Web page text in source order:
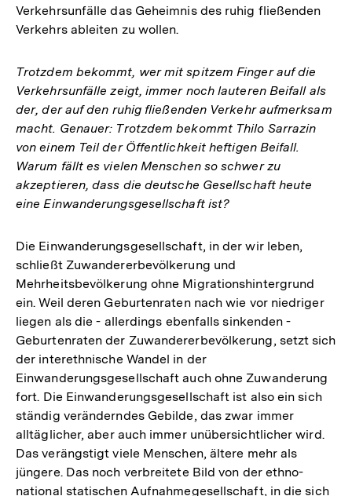
Verkehrsunfälle das Geheimnis des ruhig fließenden
Verkehrs ableiten zu wollen.
Trotzdem bekommt, wer mit spitzem Finger auf die
Verkehrsunfälle zeigt, immer noch lauteren Beifall als
der, der auf den ruhig fließenden Verkehr aufmerksam
macht. Genauer: Trotzdem bekommt Thilo Sarrazin
von einem Teil der Öffentlichkeit heftigen Beifall.
Warum fällt es vielen Menschen so schwer zu
akzeptieren, dass die deutsche Gesellschaft heute
eine Einwanderungsgesellschaft ist?
Die Einwanderungsgesellschaft, in der wir leben,
schließt Zuwandererbevölkerung und
Mehrheitsbevölkerung ohne Migrationshintergrund
ein. Weil deren Geburtenraten nach wie vor niedriger
liegen als die - allerdings ebenfalls sinkenden -
Geburtenraten der Zuwandererbevölkerung, setzt sich
der interethnische Wandel in der
Einwanderungsgesellschaft auch ohne Zuwanderung
fort. Die Einwanderungsgesellschaft ist also ein sich
ständig veränderndes Gebilde, das zwar immer
alltäglicher, aber auch immer unübersichtlicher wird.
Das verängstigt viele Menschen, ältere mehr als
jüngere. Das noch verbreitete Bild von der ethno-
national statischen Aufnahmegesellschaft, in die sich